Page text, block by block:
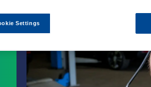
Settings